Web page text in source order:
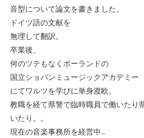
音型について論文を書きました。
ドイツ語の文献を
無理して翻訳。
卒業後、
何のツテもなくポーランドの
国立ショパンミュージックアカデミー
にてワルツを学びに単身渡欧。
教職を経て県警で臨時職員で働いたり
いたり。。
現在の音楽事務所を経営中..